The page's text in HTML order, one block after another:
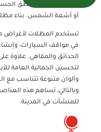
الثابتة لحماية المناطق
أو أشعة الشمس. بناء
تستخدم المظلات لأغراض
في مواقف السيارات،
الحدائق والمقاهي. علاوة
لتحسين الجمالية العامة
وألوان متنوعة تتناسب مع
وبالتالي، تساهم هذه
للمنشآت في المدينة.
